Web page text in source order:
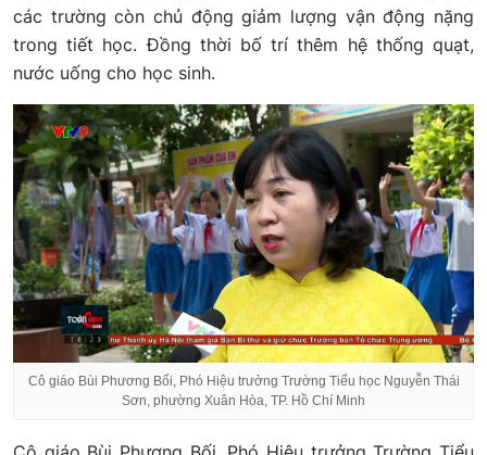
các trường còn chủ động giảm lượng vận động nặng
trong tiết học. Đồng thời bố trí thêm hệ thống quạt,
nước uống cho học sinh.
Cô giáo Bùi Phương Bối, Phó Hiệu trưởng Trường Tiểu học Nguyễn Thái
Sơn, phường Xuân Hòa, TP. Hồ Chí Minh